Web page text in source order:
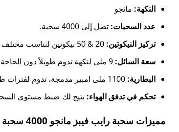
النكهة: مانجو
عدد السحبات: تصل إلى 4000 سحبة.
تركيز النيكوتين:
سعة السائل:
البطارية: 1100 ملى امبير مدمجة، تدوم لفترات طويلة مع أداء ثابت.
تحكم في تدفق الهواء: يتيح لك ضبط مستوى
مميزات سحبة رايب فيبز مانجو 4000 سحبة فى الكويت: